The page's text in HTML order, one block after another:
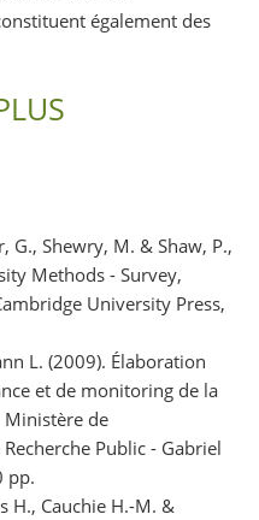
également des
G., Shewry, M. & Shaw, P.,
Methods - Survey,
University Press,
L. (2009). Élaboration
et de monitoring de la
de
Public - Gabriel
pp.
H., Cauchie H.-M. &